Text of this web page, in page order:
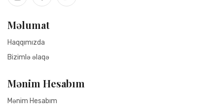
Məlumat
Haqqımızda
Bizimlə əlaqə
Mənim Hesabım
Mənim Hesabım